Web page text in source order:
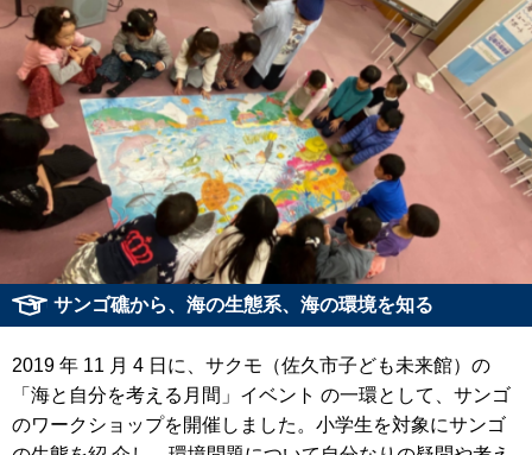
サンゴ礁から、海の⽣態系、海の環境を知る
2019 年 11 ⽉ 4 ⽇に、サクモ（佐久市⼦ども未来館）の
「海と⾃分を考える⽉間」イベント の⼀環として、サンゴ
のワークショップを開催しました。⼩学⽣を対象にサンゴ